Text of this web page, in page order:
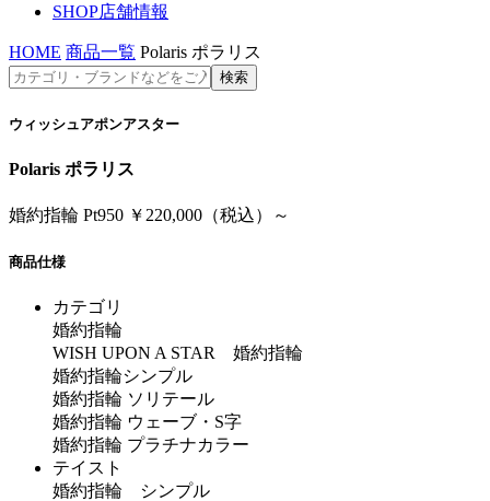
SHOP店舗情報
HOME 商品一覧 Polaris ポラリス
ウィッシュアポンアスター
Polaris ポラリス
婚約指輪 Pt950 ￥220,000（税込）～
商品仕様
カテゴリ
婚約指輪
WISH UPON A STAR 婚約指輪
婚約指輪シンプル
婚約指輪 ソリテール
婚約指輪 ウェーブ・S字
婚約指輪 プラチナカラー
テイスト
婚約指輪 シンプル